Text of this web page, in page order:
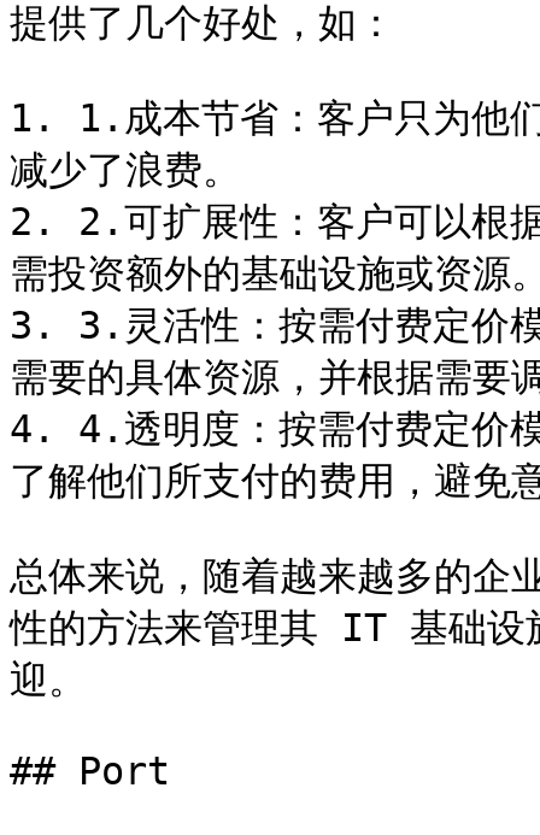
提供了几个好处，如：
1. 1.成本节省：客户只为他
减少了浪费。
2. 2.可扩展性：客户可以根
需投资额外的基础设施或资源
3. 3.灵活性：按需付费定价
需要的具体资源，并根据需要
4. 4.透明度：按需付费定价
了解他们所支付的费用，避免
总体来说，随着越来越多的企
性的方法来管理其 IT 基础设
迎。
## Port